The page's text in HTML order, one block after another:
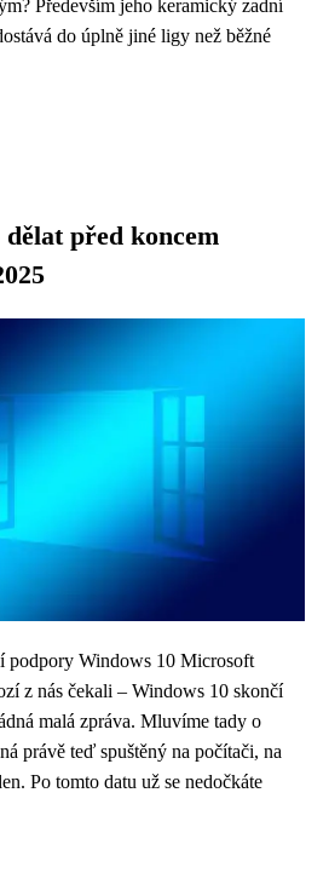
Především jeho keramický zadní
do úplně jiné ligy než běžné
před koncem
podpory Windows 10 Microsoft
z nás čekali – Windows 10 skončí
malá zpráva. Mluvíme tady o
právě teď spuštěný na počítači, na
Po tomto datu už se nedočkáte